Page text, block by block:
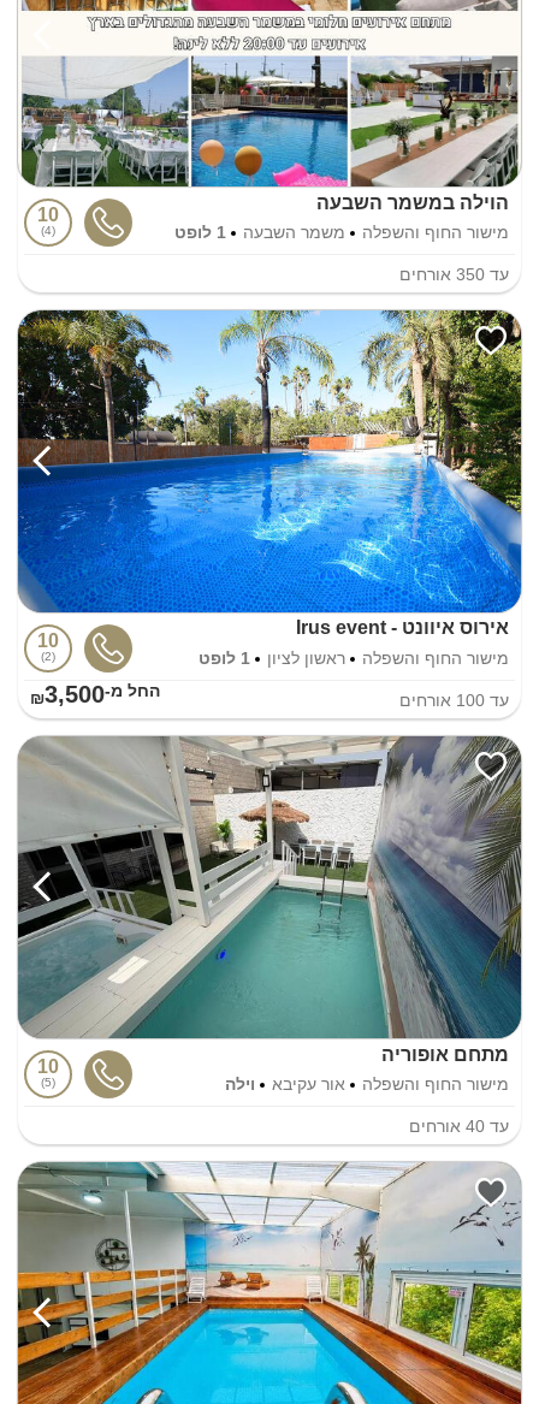
הוילה במשמר השבעה
מישור החוף והשפלה משמר השבעה 1 לופט
10
4
עד 350 אורחים
אירוס איוונט - Irus event
מישור החוף והשפלה ראשון לציון 1 לופט
10
2
עד 100 אורחים החל מ-₪3,500
מתחם אופוריה
מישור החוף והשפלה אור עקיבא וילה
10
5
עד 40 אורחים